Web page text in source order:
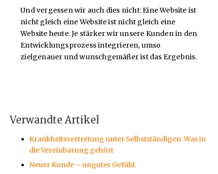
Und vergessen wir auch dies nicht: Eine Website ist
nicht gleich eine Website ist nicht gleich eine
Website heute. Je stärker wir unsere Kunden in den
Entwicklungsprozess integrieren, umso
zielgenauer und wunschgemäßer ist das Ergebnis.
Verwandte Artikel
Krankheitsvertretung unter Selbstständigen: Was in
die Vereinbarung gehört
Neuer Kunde – ungutes Gefühl.